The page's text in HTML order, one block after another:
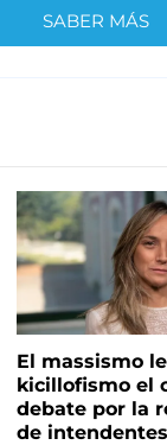
SABER MÁS
El massismo
kicillofismo el
debate por la
de intendentes